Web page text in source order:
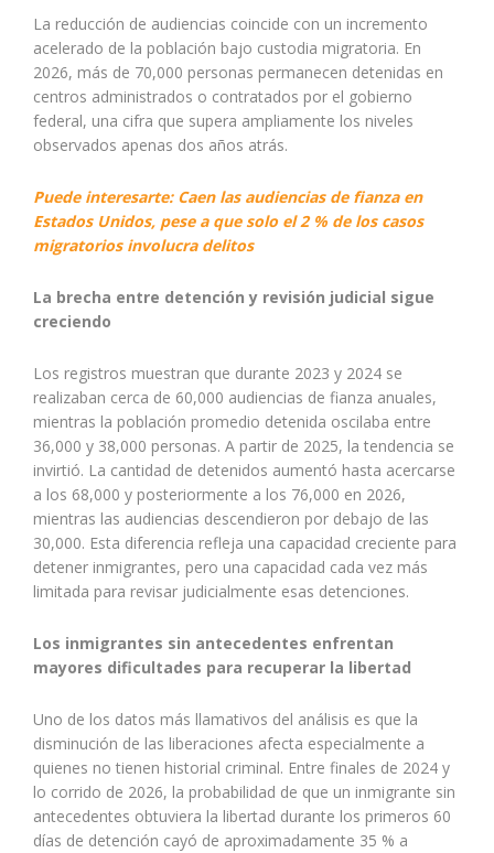
La reducción de audiencias coincide con un incremento
acelerado de la población bajo custodia migratoria. En
2026, más de 70,000 personas permanecen detenidas en
centros administrados o contratados por el gobierno
federal, una cifra que supera ampliamente los niveles
observados apenas dos años atrás.
Puede interesarte: Caen las audiencias de fianza en
Estados Unidos, pese a que solo el 2 % de los casos
migratorios involucra delitos
La brecha entre detención y revisión judicial sigue
creciendo
Los registros muestran que durante 2023 y 2024 se
realizaban cerca de 60,000 audiencias de fianza anuales,
mientras la población promedio detenida oscilaba entre
36,000 y 38,000 personas. A partir de 2025, la tendencia se
invirtió. La cantidad de detenidos aumentó hasta acercarse
a los 68,000 y posteriormente a los 76,000 en 2026,
mientras las audiencias descendieron por debajo de las
30,000. Esta diferencia refleja una capacidad creciente para
detener inmigrantes, pero una capacidad cada vez más
limitada para revisar judicialmente esas detenciones.
Los inmigrantes sin antecedentes enfrentan
mayores dificultades para recuperar la libertad
Uno de los datos más llamativos del análisis es que la
disminución de las liberaciones afecta especialmente a
quienes no tienen historial criminal. Entre finales de 2024 y
lo corrido de 2026, la probabilidad de que un inmigrante sin
antecedentes obtuviera la libertad durante los primeros 60
días de detención cayó de aproximadamente 35 % a